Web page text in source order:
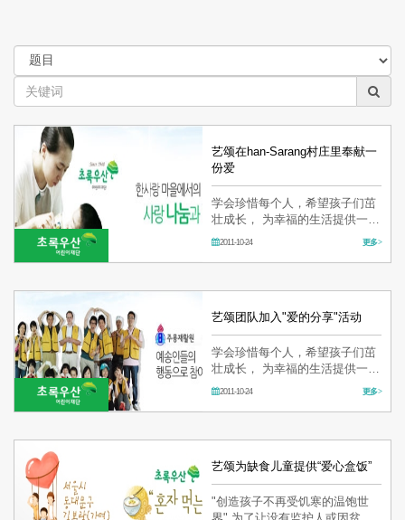
艺颂在han-Sarang村庄里奉献一
份爱
学会珍惜每个人，希望孩子们茁
壮成长， 为幸福的生活提供一份
力量，哪怕仅是一份微小的帮
2011-10-24 更多 >
艺颂团队加入"爱的分享"活动
学会珍惜每个人，希望孩子们茁
壮成长， 为幸福的生活提供一份
力量，哪怕仅是一份微小的帮
2011-10-24 更多 >
艺颂为缺食儿童提供“爱心盒饭”
"创造孩子不再受饥寒的温饱世